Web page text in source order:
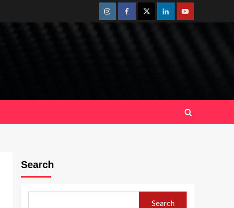
InstagramFacebookTwitterLinkedinYoutube
Search
Search